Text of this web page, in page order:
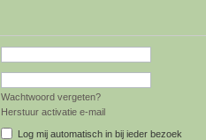
Wachtwoord vergeten?
Herstuur activatie e-mail
Log mij automatisch in bij ieder bezoek